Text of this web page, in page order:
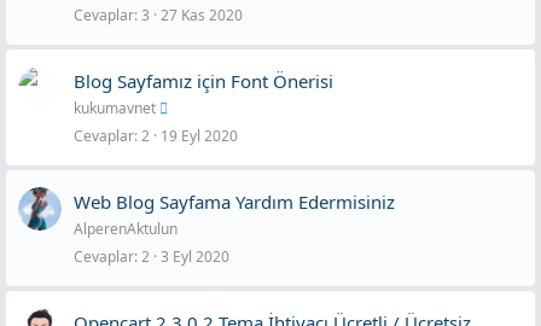
Cevaplar 3 27 Kas 2020
Blog Sayfamız için Font Önerisi
kukumavnet
Cevaplar 2 19 Eyl 2020
Web Blog Sayfama Yardım Edermisiniz
AlperenAktulun
Cevaplar 2 3 Eyl 2020